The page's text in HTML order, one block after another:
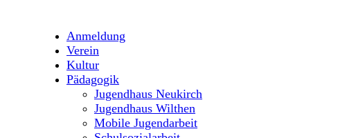
Anmeldung
Verein
Kultur
Pädagogik
Jugendhaus Neukirch
Jugendhaus Wilthen
Mobile Jugendarbeit